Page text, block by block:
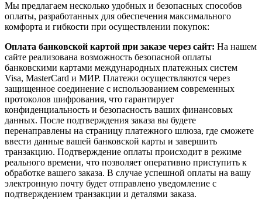
Мы предлагаем несколько удобных и безопасных способов
оплаты, разработанных для обеспечения максимального
комфорта и гибкости при осуществлении покупок:
Оплата банковской картой при заказе через сайт: На нашем
сайте реализована возможность безопасной оплаты
банковскими картами международных платежных систем
Visa, MasterCard и МИР. Платежи осуществляются через
защищенное соединение с использованием современных
протоколов шифрования, что гарантирует
конфиденциальность и безопасность ваших финансовых
данных. После подтверждения заказа вы будете
перенаправлены на страницу платежного шлюза, где сможете
ввести данные вашей банковской карты и завершить
транзакцию. Подтверждение оплаты происходит в режиме
реального времени, что позволяет оперативно приступить к
обработке вашего заказа. В случае успешной оплаты на вашу
электронную почту будет отправлено уведомление с
подтверждением транзакции и деталями заказа.